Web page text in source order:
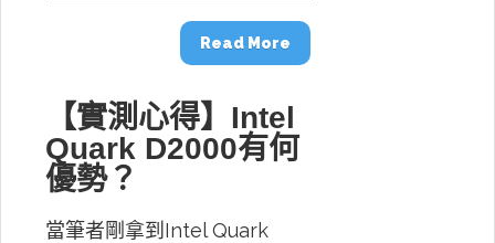
Read More
【實測心得】Intel
Quark D2000有何
優勢？
當筆者剛拿到Intel Quark